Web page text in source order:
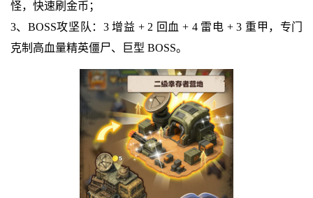
怪，快速刷金币；
3、BOSS攻坚队：3 增益 + 2 回血 + 4 雷电 + 3 重甲，专门
克制高血量精英僵尸、巨型 BOSS。